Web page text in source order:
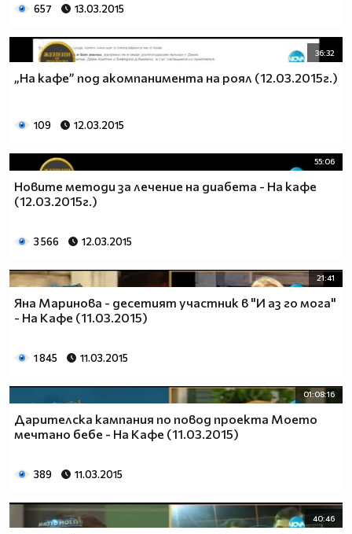
657 13.03.2015
36:32
„На кафе” под акомпанимента на роял (12.03.2015г.)
109 12.03.2015
55:06
Новите методи за лечение на диабета - На кафе
(12.03.2015г.)
3 566 12.03.2015
21:41
Яна Маринова - десетият участник в "И аз го мога"
- На Кафе (11.03.2015)
1 845 11.03.2015
01:08:16
Дарителска кампания по повод проекта Моето
мечтано бебе - На Кафе (11.03.2015)
389 11.03.2015
40:46